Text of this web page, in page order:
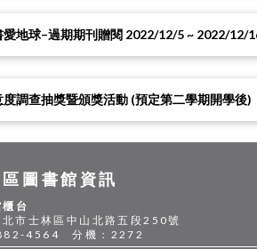
愛地球–過期期刊贈閱 2022/12/5 ~ 2022/12/
度調查抽獎暨頒獎活動 (預定第二學期開學後)
圖書館資訊
台
市士林區中山北路五段250號
4564 分機：2272